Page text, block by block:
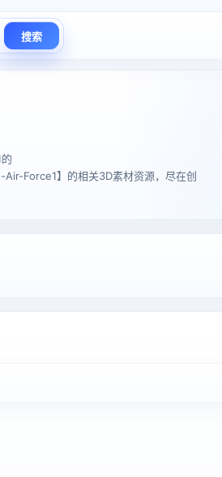
搜索
Force1】的相关3D素材资源，尽在创